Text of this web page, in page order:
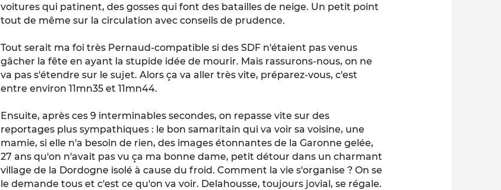
voitures qui patinent, des gosses qui font des batailles de neige. Un petit point
tout de même sur la circulation avec conseils de prudence.
Tout serait ma foi très Pernaud-compatible si des SDF n'étaient pas venus
gâcher la fête en ayant la stupide idée de mourir. Mais rassurons-nous, on ne
va pas s'étendre sur le sujet. Alors ça va aller très vite, préparez-vous, c'est
entre environ 11mn35 et 11mn44.
Ensuite, après ces 9 interminables secondes, on repasse vite sur des
reportages plus sympathiques : le bon samaritain qui va voir sa voisine, une
mamie, si elle n'a besoin de rien, des images étonnantes de la Garonne gelée,
27 ans qu'on n'avait pas vu ça ma bonne dame, petit détour dans un charmant
village de la Dordogne isolé à cause du froid. Comment la vie s'organise ? On se
le demande tous et c'est ce qu'on va voir. Delahousse, toujours jovial, se régale.